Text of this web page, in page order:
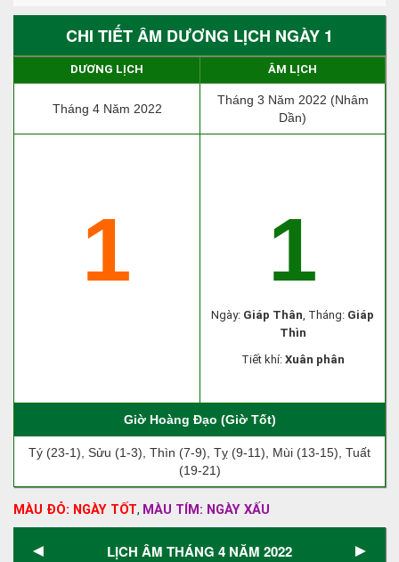
CHI TIẾT ÂM DƯƠNG LỊCH NGÀY 1
DƯƠNG LỊCH ÂM LỊCH
Tháng 4 Năm 2022
Tháng 3 Năm 2022 (Nhâm
Dần)
1 1
Ngày: Giáp Thân, Tháng: Giáp
Thìn
Tiết khí: Xuân phân
Giờ Hoàng Đạo (Giờ Tốt)
Tý (23-1), Sửu (1-3), Thìn (7-9), Tỵ (9-11), Mùi (13-15), Tuất
(19-21)
MÀU ĐỎ: NGÀY TỐT, MÀU TÍM: NGÀY XẤU
◄ LỊCH ÂM THÁNG 4 NĂM 2022 ►